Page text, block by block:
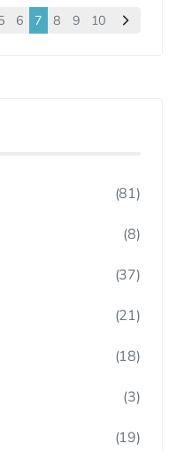
6 7 8 9 10
(81)
(8)
(37)
(21)
(18)
(3)
(19)